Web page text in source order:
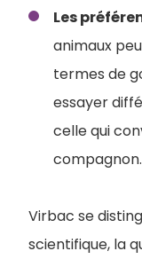
Les
animaux
termes de
essayer
celle qui
compagnon.
Virbac se
scientifique, la